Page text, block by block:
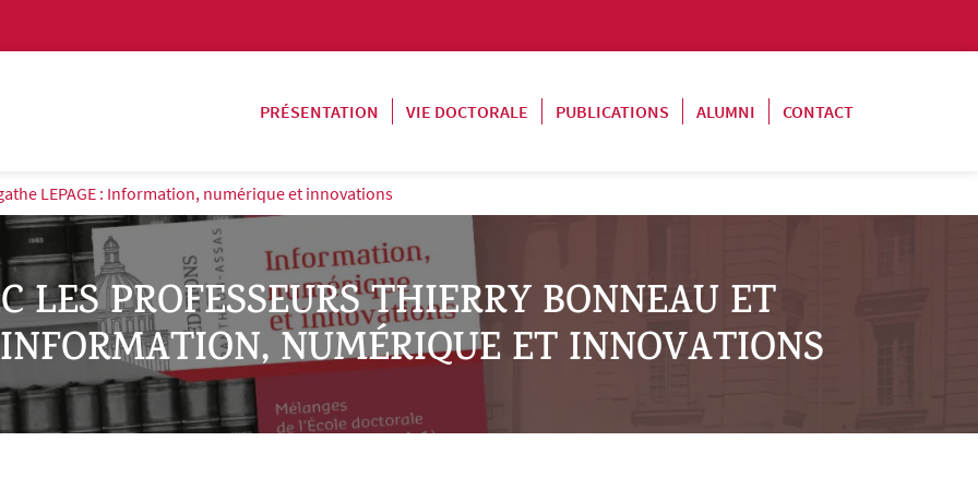
PRÉSENTATION
VIE DOCTORALE PUBLICATIONS ALUMNI CONTACT
LEPAGE : Information, numérique et innovations
LES PROFESSEURS THIERRY BONNEAU ET
NUMÉRIQUE ET INNOVATIONS